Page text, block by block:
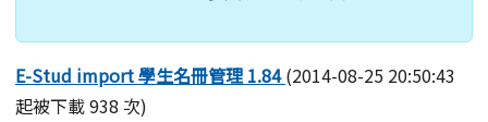
E-Stud import 學生名冊管理 1.84(2014-08-25 20:50:43
起被下載 938 次)